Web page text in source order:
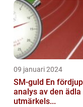
09 januari 2024
SM-guld En fördjupad
analys av den ädla
utmärkels...